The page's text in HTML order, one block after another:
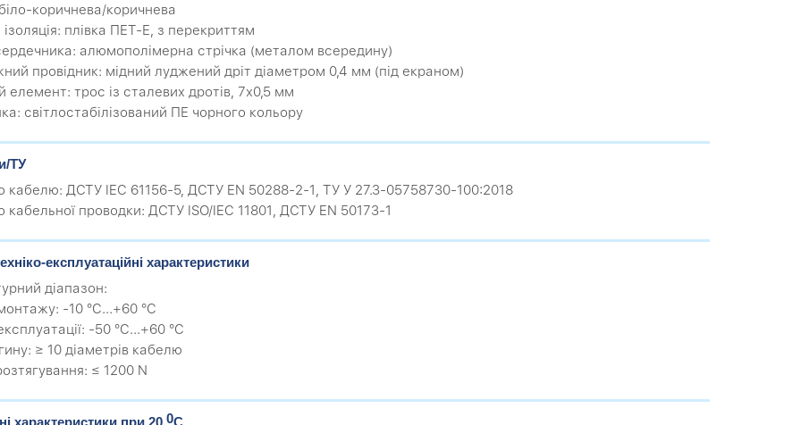
коричнева/коричнева
плівка ПЕТ-Е, з перекриттям
алюмополімерна стрічка (металом всередину)
провідник: мідний луджений дріт діаметром 0,4 мм (під екраном)
елемент: трос із сталевих дротів, 7х0,5 мм
світлостабілізований ПЕ чорного кольору
ТУ
кабелю: ДСТУ IEC 61156-5, ДСТУ EN 50288-2-1, ТУ У 27.3-05758730-100:2018
кабельної проводки: ДСТУ ISO/IEC 11801, ДСТУ EN 50173-1
експлуатаційні характеристики
діапазон:
-10 °C...+60 °C
-50 °C...+60 °C
≥ 10 діаметрів кабелю
≤ 1200 N
характеристики при 20 0С